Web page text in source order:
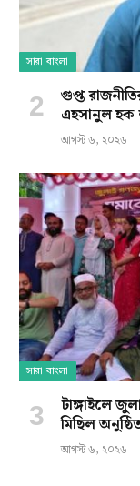
সারা বাংলা
গুপ্ত
এহসানুল হক
আগস্ট ৬, ২০২৬
সারা বাংলা
টাঙ্গাইলে
মিছিল
আগস্ট ৬, ২০২৬